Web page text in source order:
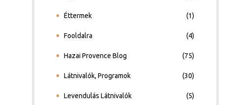
Éttermek (1)
Fooldalra (4)
Hazai Provence Blog (75)
Látnivalók, Programok (30)
Levendulás Látnivalók (5)